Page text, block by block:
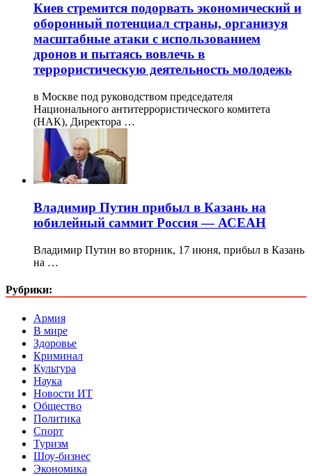
Киев стремится подорвать экономический и
оборонный потенциал страны, организуя
масштабные атаки с использованием
дронов и пытаясь вовлечь в
террористическую деятельность молодежь
в Москве под руководством председателя
Национального антитеррористического комитета
(НАК), Директора …
Владимир Путин прибыл в Казань на
юбилейный саммит Россия — АСЕАН
Владимир Путин во вторник, 17 июня, прибыл в Казань
на …
Рубрики:
Армия
В мире
Здоровье
Криминал
Культура
Наука
Новости ИТ
Общество
Политика
Спорт
Туризм
Шоу-бизнес
Экономика